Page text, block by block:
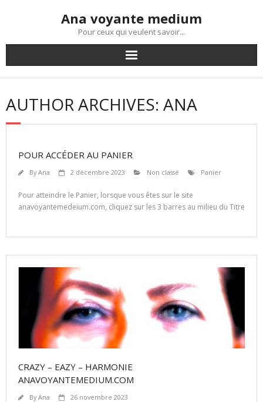
Ana voyante medium
Pour ceux qui veulent savoir...
AUTHOR ARCHIVES: ANA
POUR ACCÉDER AU PANIER
ByAna 2 décembre 2023 Non classé Panier
Pour atteindre le Panier, lorsque vous êtes sur le site
anavoyantemedeium.com, cliquez sur les 3 barres au milieu du Titre
CRAZY – EAZY – HARMONIE
ANAVOYANTEMEDIUM.COM
ByAna
26 novembre 2023